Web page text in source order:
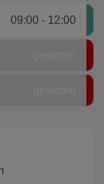
09:00 - 12:00